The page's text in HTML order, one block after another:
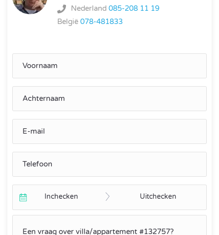
Nederland 085-208 11 19
België 078-481833
Inchecken Uitchecken